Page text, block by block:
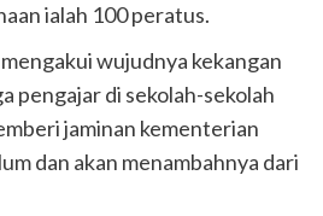
ialah 100 peratus.
wujudnya kekangan
pengajar di sekolah-sekolah
jaminan kementerian
dan akan menambahnya dari